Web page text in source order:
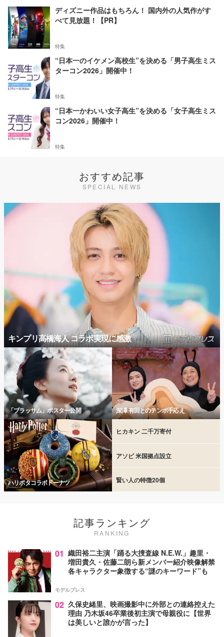
ディズニー作品はもちろん！ 国内外の人気作がす
べて見放題！【PR】
特集
“日本一のイケメン高校生”を決める「男子高生ミス
ターコン2026」開催中！
特集
“日本一かわいい女子高生”を決める「女子高生ミス
コン2026」開催中！
特集
おすすめ記事
SPECIAL NEWS
キンプリ高橋海人 コラボ実現に感激
「ブラッサム」ポスター公開 深澤 有田とのテンポ手応え
ハリポタコラボドーナツ
ヒカキン 二千万寄付
アソビ 米国拠点設立
賢い人の特徴20個
記事ランキング
RANKING
01 織田裕二主演「踊る大捜査線 N.E.W.」趣里・
増田貴久・佐藤二朗ら新メンバー紹介映像解禁
各キャラクター象徴する“謎のキーワード”も
モデルプレス
02 久保史緒里、映画撮影中に外部との連絡控えた
理由 乃木坂46卒業後初主演で母親役に【世界
は美しいと誰かが言った】